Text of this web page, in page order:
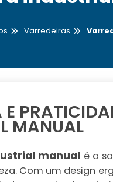
Varredeiras
E
MANUAL
manual é a
Com um design